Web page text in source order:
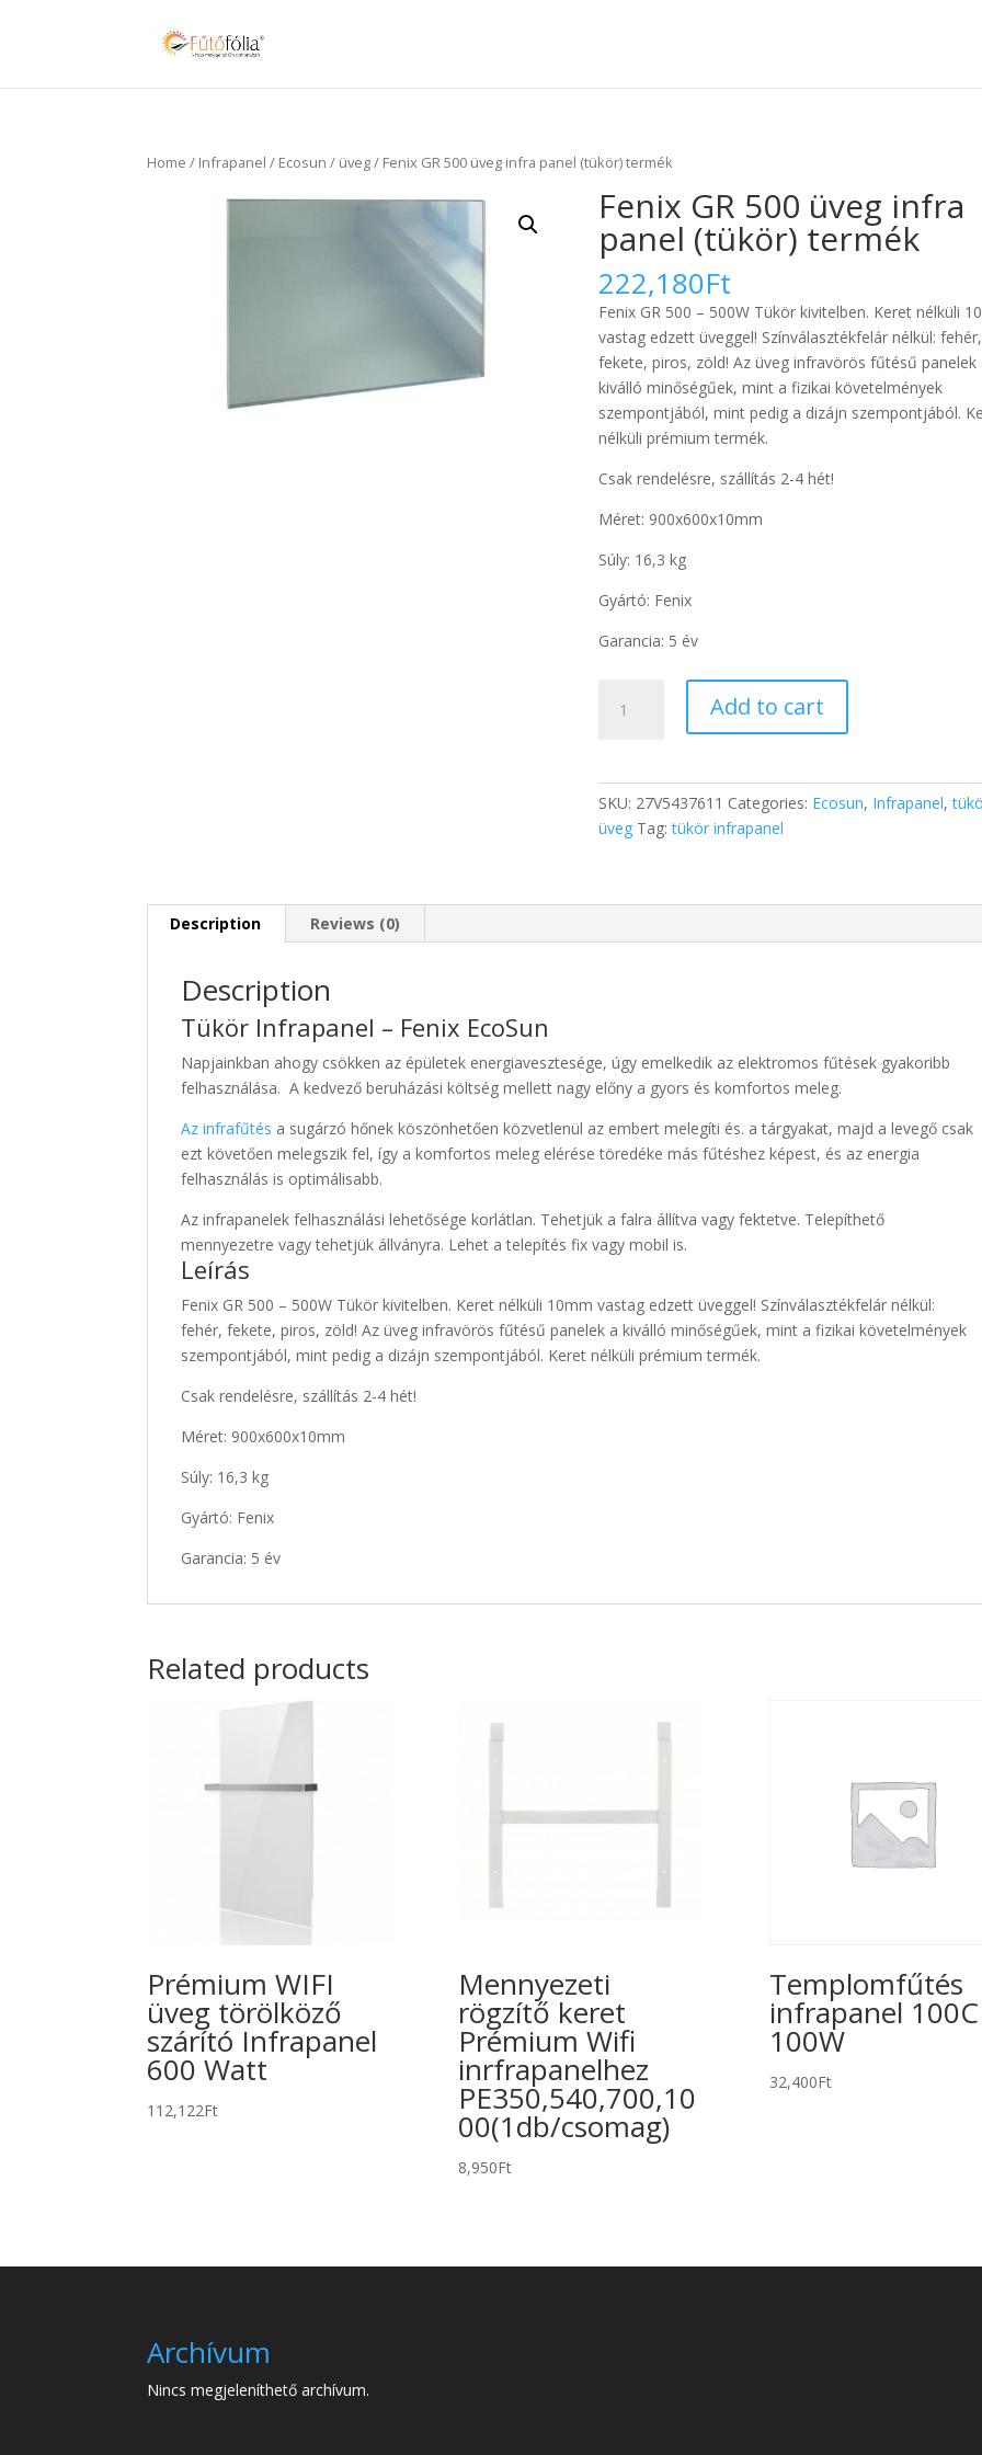
Home / Infrapanel / Ecosun / üveg/ Fenix GR 500 üveg infra panel (tükör) termék
Fenix GR 500 üveg infra
panel (tükör) termék
222,180Ft
Fenix GR 500 – 500W Tükör kivitelben. Keret nélküli
vastag edzett üveggel! Színválasztékfelár nélkül: fehér,
fekete, piros, zöld! Az üveg infravörös fűtésű panelek
kiválló minőségűek, mint a fizikai követelmények
szempontjából, mint pedig a dizájn szempontjából.
nélküli prémium termék.
Csak rendelésre, szállítás 2-4 hét!
Méret: 900x600x10mm
Súly: 16,3 kg
Gyártó: Fenix
Garancia: 5 év
(tükör)
Add to cart
SKU: 27V5437611 Categories: Ecosun, Infrapanel,
üveg Tag:tükör infrapanel
Description Reviews (0)
Description
Tükör Infrapanel – Fenix EcoSun
Napjainkban ahogy csökken az épületek energiavesztesége, úgy emelkedik az elektromos fűtések gyakoribb
felhasználása. A kedvező beruházási költség mellett nagy előny a gyors és komfortos meleg.
Az infrafűtés a sugárzó hőnek köszönhetően közvetlenül az embert melegíti és. a tárgyakat, majd a levegő csak
ezt követően melegszik fel, így a komfortos meleg elérése töredéke más fűtéshez képest, és az energia
felhasználás is optimálisabb.
Az infrapanelek felhasználási lehetősége korlátlan. Tehetjük a falra állítva vagy fektetve. Telepíthető
mennyezetre vagy tehetjük állványra. Lehet a telepítés fix vagy mobil is.
Leírás
Fenix GR 500 – 500W Tükör kivitelben. Keret nélküli 10mm vastag edzett üveggel! Színválasztékfelár nélkül:
fehér, fekete, piros, zöld! Az üveg infravörös fűtésű panelek a kiválló minőségűek, mint a fizikai követelmények
szempontjából, mint pedig a dizájn szempontjából. Keret nélküli prémium termék.
Csak rendelésre, szállítás 2-4 hét!
Méret: 900x600x10mm
Súly: 16,3 kg
Gyártó: Fenix
Garancia: 5 év
Related products
Prémium WIFI
üveg törölköző
szárító Infrapanel
600 Watt
112,122Ft
Mennyezeti
rögzítő keret
Prémium Wifi
inrfrapanelhez
PE350,540,700,10
00(1db/csomag)
8,950Ft
Templomfűtés
infrapanel
100W
32,400Ft
Archívum
Nincs megjeleníthető archívum.